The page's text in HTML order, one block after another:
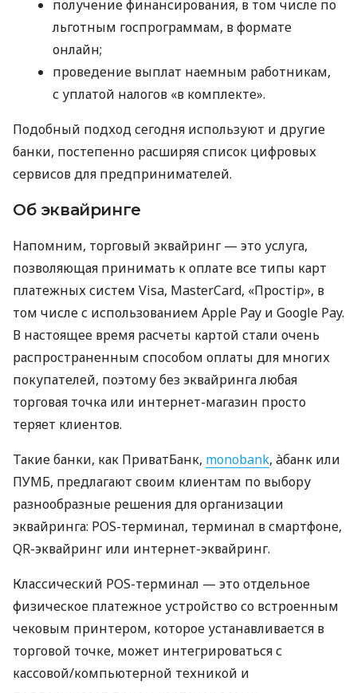
получение финансирования, в том числе по
льготным госпрограммам, в формате
онлайн;
проведение выплат наемным работникам,
с уплатой налогов «в комплекте».
Подобный подход сегодня используют и другие
банки, постепенно расширяя список цифровых
сервисов для предпринимателей.
Об эквайринге
Напомним, торговый эквайринг — это услуга,
позволяющая принимать к оплате все типы карт
платежных систем Visa, MasterCard, «Простір», в
том числе с использованием Apple Pay и Google Pay.
В настоящее время расчеты картой стали очень
распространенным способом оплаты для многих
покупателей, поэтому без эквайринга любая
торговая точка или интернет-магазин просто
теряет клиентов.
Такие банки, как ПриватБанк, monobank, àбанк или
ПУМБ, предлагают своим клиентам по выбору
разнообразные решения для организации
эквайринга: POS-терминал, терминал в смартфоне,
QR-эквайринг или интернет-эквайринг.
Классический POS-терминал — это отдельное
физическое платежное устройство со встроенным
чековым принтером, которое устанавливается в
торговой точке, может интегрироваться с
кассовой/компьютерной техникой и